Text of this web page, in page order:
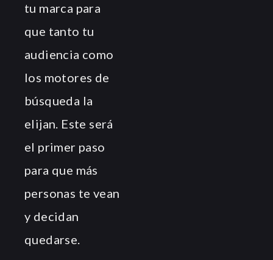
tu marca para
que tanto tu
audiencia como
los motores de
búsqueda la
elijan. Este será
el primer paso
para que más
personas te vean
y decidan
quedarse.